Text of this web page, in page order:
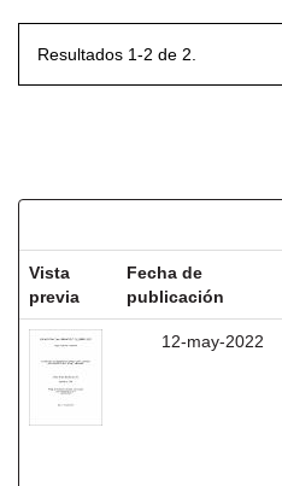
Resultados 1-2 de 2.
Vista
previa
Fecha de
publicación
12-may-2022